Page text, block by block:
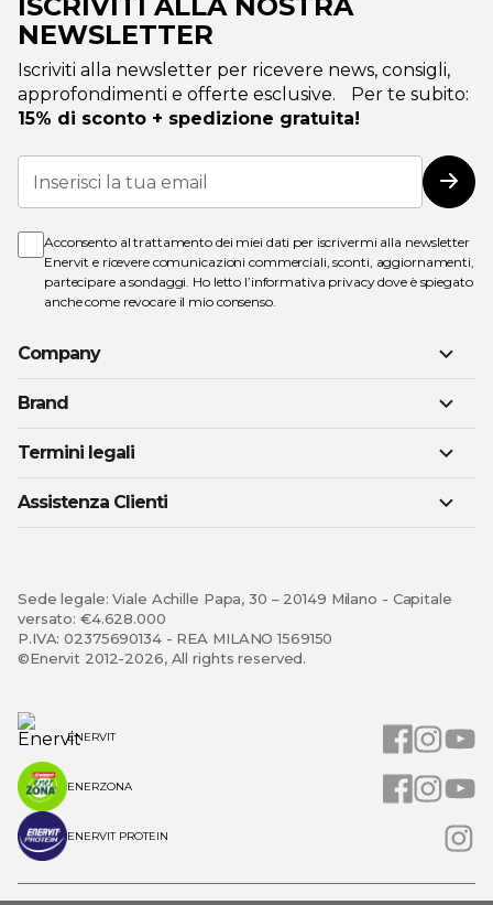
NEWSLETTER
Iscriviti alla newsletter per ricevere news, consigli,
approfondimenti e offerte esclusive. Per te subito:
15% di sconto + spedizione gratuita!
Iscriviti
alla
nostra
Acconsento al trattamento dei miei dati per iscrivermi alla newsletter
Enervit e ricevere comunicazioni commerciali, sconti, aggiornamenti,
partecipare a sondaggi. Ho letto l’informativa privacydove è spiegato
anche come revocare il mio consenso.
Company
Brand
Termini legali
Assistenza Clienti
Sede legale: Viale Achille Papa, 30 – 20149 Milano - Capitale
versato: €4.628.000
P.IVA: 02375690134 - REA MILANO 1569150
©Enervit 2012-2026, All rights reserved.
ENERVIT
ENERZONA
ENERVIT PROTEIN